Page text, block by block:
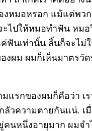
งหมอหรอก แม้แต่พวก
ะไปให้หมอทำฟัน หม
ฟันเท่านั้น ลิ้นก็จะไม่ใ
งผม ผมก็เห็นมาตรวั
แรกของผมก็คือว่า เร
ลัวความตายกันแน่. เ
คนหนึ่งอายุมาก ผมจำ